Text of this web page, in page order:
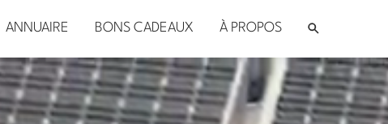
ANNUAIRE BONS CADEAUX À PROPOS